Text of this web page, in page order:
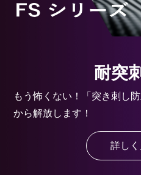
耐突
もう怖くない！「突き刺し
から解放します！
詳し